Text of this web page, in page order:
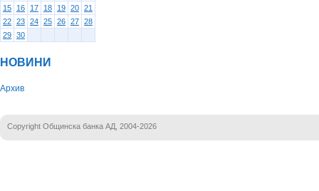
15
16 17 18 19 20 21
22 23 24 25 26 27 28
29 30
НОВИНИ
Архив
Copyright Общинска банка АД, 2004-2026